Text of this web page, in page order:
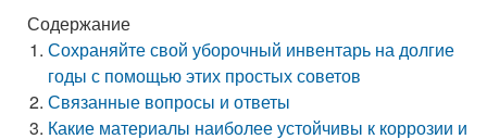
Содержание
Сохраняйте свой уборочный инвентарь на долгие
годы с помощью этих простых советов
Связанные вопросы и ответы
Какие материалы наиболее устойчивы к коррозии и